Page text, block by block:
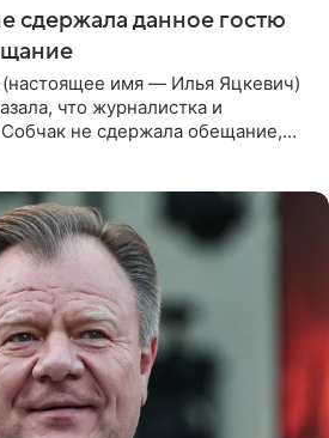
сдержала данное гостю
(настоящее имя — Илья Яцкевич)
что журналистка и
не сдержала обещание,